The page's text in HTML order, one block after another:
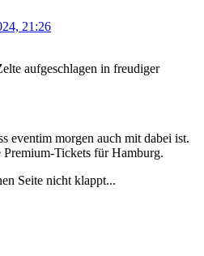
21:26
aufgeschlagen in freudiger
eventim morgen auch mit dabei ist.
Tickets für Hamburg.
Seite nicht klappt...